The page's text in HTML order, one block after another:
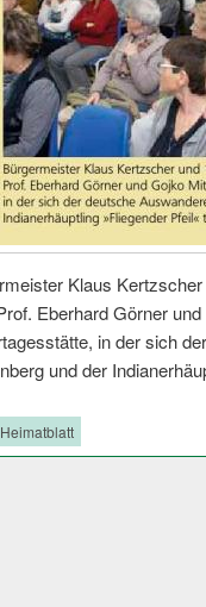
Klaus
Eberhard Görner
in der sich
und der
Heimatblatt